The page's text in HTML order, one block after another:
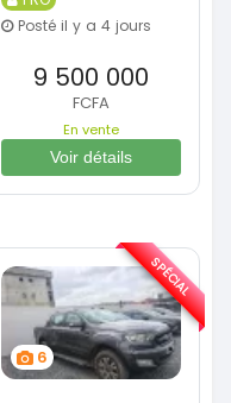
Posté il y a 4 jours
9 500 000
FCFA
En vente
Voir détails
6
SPÉCIAL